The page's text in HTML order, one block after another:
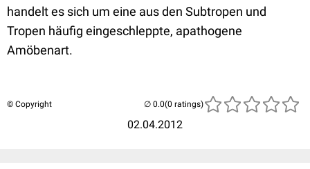
handelt es sich um eine aus den Subtropen und
Tropen häufig eingeschleppte, apathogene
Amöbenart.
© Copyright
02.04.2012
(0 ratings)